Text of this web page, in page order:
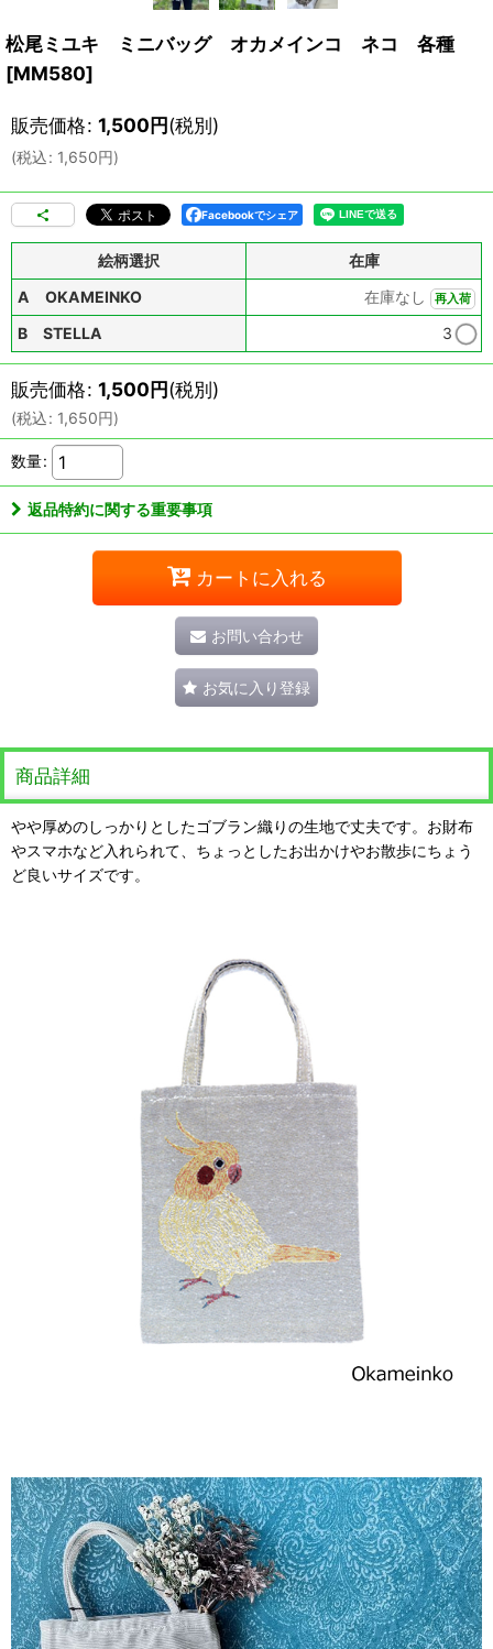
松尾ミユキ ミニバッグ オカメインコ ネコ 各種
[MM580]
販売価格: 1,500円(税別)
(税込: 1,650円)
Facebookでシェア
絵柄選択
在庫
A OKAMEINKO
在庫なし 再入荷
B STELLA 3
販売価格: 1,500円(税別)
(税込: 1,650円)
数量:
返品特約に関する重要事項
カートに入れる
お問い合わせ
お気に入り登録
商品詳細
やや厚めのしっかりとしたゴブラン織りの生地で丈夫です。お財布
やスマホなど入れられて、ちょっとしたお出かけやお散歩にちょう
ど良いサイズです。